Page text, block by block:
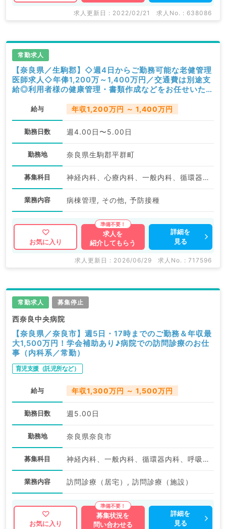
求人更新日 : 2022/02/21 求人No. : 638086
常勤求人
【奈良県／生駒郡】◇週4日からご勤務可能な老健管理
医師求人◇年俸1,200万～1,400万円／交通費は別途支
給◎利用者様の健康管理・書類作成などをお任せいたし
給与 年収1,200万円 ～ 1,400万円
勤務日数 週4.00日〜5.00日
勤務地 奈良県生駒郡平群町
募集科目 神経内科、心療内科、一般内科、循環器内科、呼吸器内科、消化器内科、内分泌・代謝内科、腎臓内科、老年内科、血液内科、膠原病科
業務内容 病棟管理, その他, 予防接種
お気に入り
求人を
紹介してもらう
詳細を
見る
求人更新日 : 2026/06/29 求人No. : 717596
常勤求人 募集停止
西奈良中央病院
【奈良県／奈良市】週5日・17時までのご勤務＆年収最
大1,500万円！学会補助あり♪病院での訪問診療のお仕
事（内科系／常勤）
育児支援（託児所など）
給与 年収1,300万円 ～ 1,500万円
勤務日数 週5.00日
勤務地 奈良県奈良市
募集科目 神経内科、一般内科、循環器内科、呼吸器内科、消化器内科、内分泌・代謝内科、腎臓内科、老年内科、血液内科、膠原病科
業務内容 訪問診療（居宅）, 訪問診療（施設）
お気に入り
募集状況を
問い合わせる
詳細を
見る